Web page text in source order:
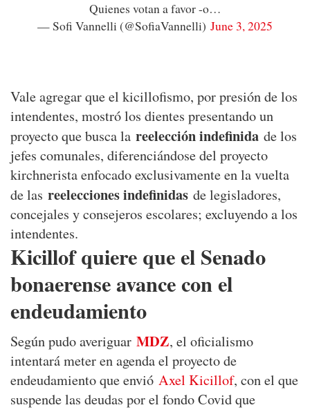
Quienes votan a favor -o…
— Sofi Vannelli (@SofiaVannelli) June 3, 2025
Vale agregar que el kicillofismo, por presión de los
intendentes, mostró los dientes presentando un
proyecto que busca la reelección indefinida de los
jefes comunales, diferenciándose del proyecto
kirchnerista enfocado exclusivamente en la vuelta
de las reelecciones indefinidas de legisladores,
concejales y consejeros escolares; excluyendo a los
intendentes.
Kicillof quiere que el Senado
bonaerense avance con el
endeudamiento
Según pudo averiguar MDZ, el oficialismo
intentará meter en agenda el proyecto de
endeudamiento que envió Axel Kicillof, con el que
suspende las deudas por el fondo Covid que